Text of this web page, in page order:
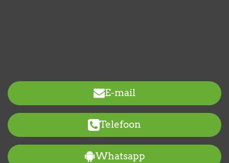
E-mail
Telefoon
Whatsapp